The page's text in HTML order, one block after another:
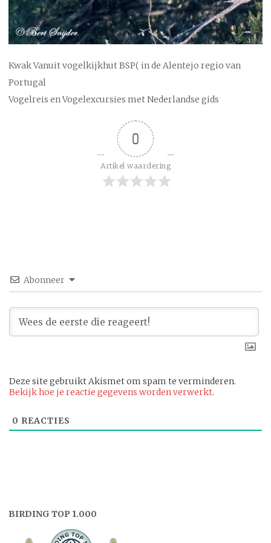
Kwak Vanuit vogelkijkhut BSP( in de Alentejo regio van
Portugal
Vogelreis en Vogelexcursies met Nederlandse gids
0
Artikel waardering
Abonneer
Deze site gebruikt Akismet om spam te verminderen.
Bekijk hoe je reactie gegevens worden verwerkt.
0 REACTIES
BIRDING TOP 1.000